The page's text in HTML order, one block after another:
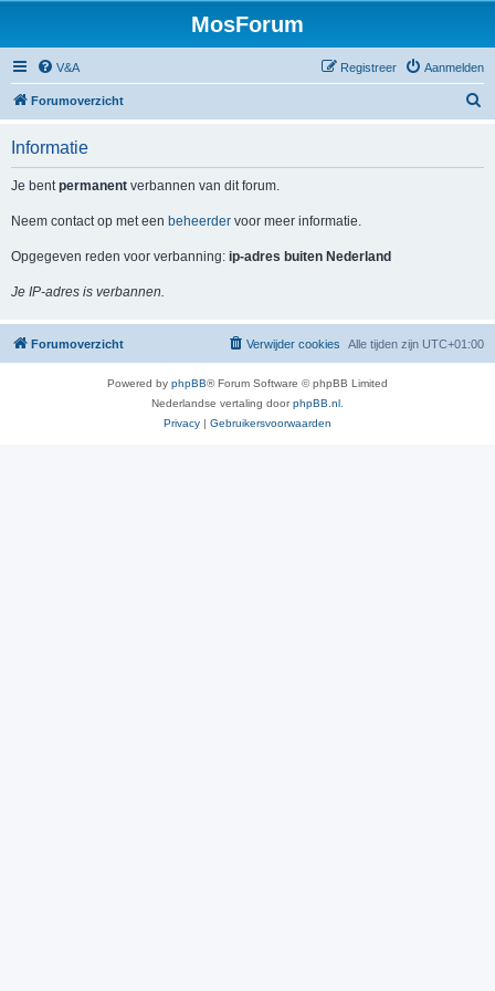
MosForum
V&A Aanmelden
Registreer
Forumoverzicht
Informatie
Je bentpermanent verbannen van dit forum.
Neem contact op met een beheerder voor meer informatie.
Opgegeven reden voor verbanning: ip-adres buiten Nederland
Je IP-adres is verbannen.
Forumoverzicht Alle tijden zijn UTC+01:00
Verwijder cookies
Powered by phpBB® Forum Software © phpBB Limited
Nederlandse vertaling doorphpBB.nl
Privacy | Gebruikersvoorwaarden